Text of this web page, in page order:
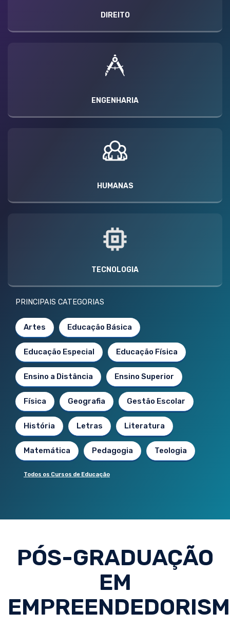
DIREITO
ENGENHARIA
HUMANAS
TECNOLOGIA
PRINCIPAIS CATEGORIAS
Artes Educação Básica
Educação Especial Educação Física
Ensino a Distância Ensino Superior
Física Geografia Gestão Escolar
História Letras Literatura
Matemática Pedagogia Teologia
Todos os Cursos de Educação
PÓS-GRADUAÇÃO
EM